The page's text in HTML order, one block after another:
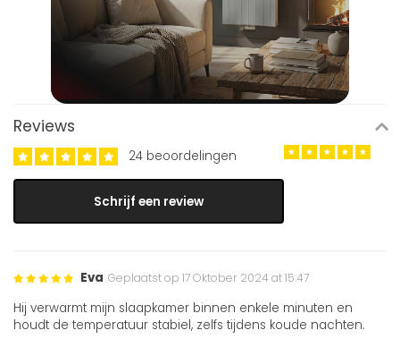
Reviews
24 beoordelingen
Schrijf een review
Eva Geplaatst op 17 Oktober 2024 at 15:47
Hij verwarmt mijn slaapkamer binnen enkele minuten en
houdt de temperatuur stabiel, zelfs tijdens koude nachten.